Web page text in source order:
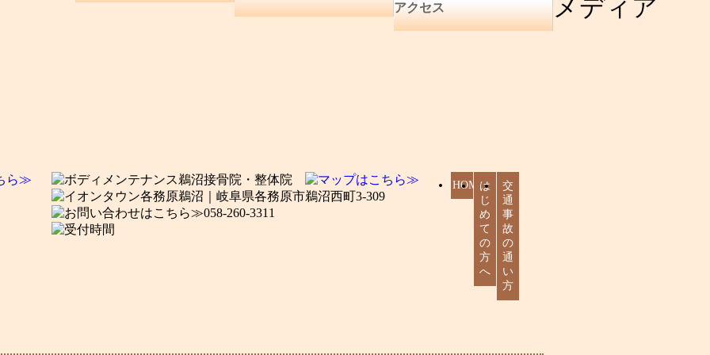
アクセス メディア
HOMEは
じ
め
て
の
方
へ
交
通
事
故
の
通
い
方